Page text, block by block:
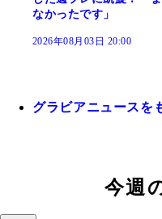
なかったです」
2026年08月03日 20:00
グラビアニュースを
今週